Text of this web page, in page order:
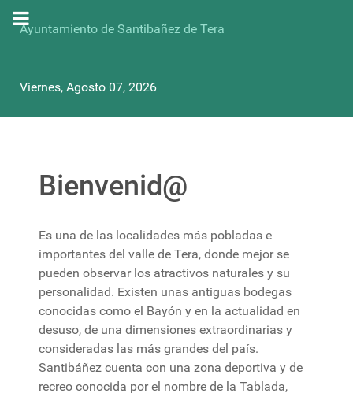
Ayuntamiento de Santibañez de Tera
Viernes, Agosto 07, 2026
Bienvenid@
Es una de las localidades más pobladas e
importantes del valle de Tera, donde mejor se
pueden observar los atractivos naturales y su
personalidad. Existen unas antiguas bodegas
conocidas como el Bayón y en la actualidad en
desuso, de una dimensiones extraordinarias y
consideradas las más grandes del país.
Santibáñez cuenta con una zona deportiva y de
recreo conocida por el nombre de la Tablada,